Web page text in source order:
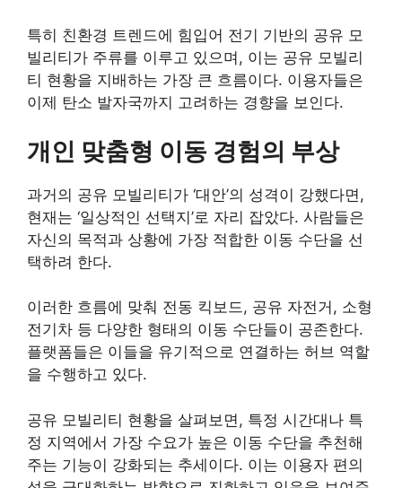
특히 친환경 트렌드에 힘입어 전기 기반의 공유 모
빌리티가 주류를 이루고 있으며, 이는 공유 모빌리
티 현황을 지배하는 가장 큰 흐름이다. 이용자들은
이제 탄소 발자국까지 고려하는 경향을 보인다.
개인 맞춤형 이동 경험의 부상
과거의 공유 모빌리티가 ‘대안’의 성격이 강했다면,
현재는 ‘일상적인 선택지’로 자리 잡았다. 사람들은
자신의 목적과 상황에 가장 적합한 이동 수단을 선
택하려 한다.
이러한 흐름에 맞춰 전동 킥보드, 공유 자전거, 소형
전기차 등 다양한 형태의 이동 수단들이 공존한다.
플랫폼들은 이들을 유기적으로 연결하는 허브 역할
을 수행하고 있다.
공유 모빌리티 현황을 살펴보면, 특정 시간대나 특
정 지역에서 가장 수요가 높은 이동 수단을 추천해
주는 기능이 강화되는 추세이다. 이는 이용자 편의